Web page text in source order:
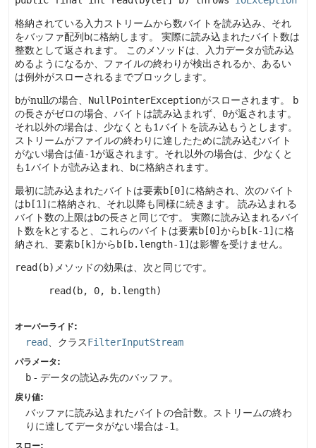
格納されている入力ストリームから数バイトを読み込み、それ
をバッファ配列 bに格納します。
実際に読み込まれたバイト数は
整数として返されます。
このメソッドは、入力データが読み込
めるようになるか、ファイルの終わりが検出されるか、あるい
は例外がスローされるまでブロックします。
bがnullの場合、 NullPointerExceptionがスローされます。
b
の長さがゼロの場合、バイトは読み込まれず、 0が返されます。
それ以外の場合は、少なくとも1バイトを読み込もうとします。
ストリームがファイルの終わりに達したために読み込むバイト
がない場合は値-1が返されます。それ以外の場合は、少なくと
も1バイトが読み込まれ、
bに格納されます。
最初に読み込まれたバイトは要素b[0] に格納され、次のバイト
はb[1] に格納され、それ以降も同様に続きます。
読み込まれる
バイト数の上限はbの長さと同じです。
実際に読み込まれるバイ
ト数を kとすると、これらのバイトは要素b[0] から b[k-1] に格
納され、要素b[k] から b[b.length-1] は影響を受けません。
read(b) メソッドの効果は、次と同じです。
read(b, 0, b.length)
オーバーライド:
read 、クラスFilterInputStream
パラメータ:
b - データの読込み先のバッファ。
戻り値:
バッファに読み込まれたバイトの合計数。ストリームの終わ
りに達してデータがない場合は-1 。
スロー: